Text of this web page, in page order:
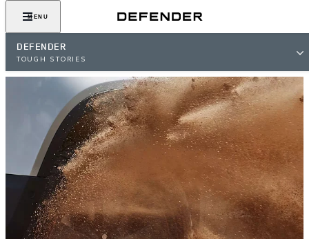
MENU
DEFENDER
TOUGH STORIES